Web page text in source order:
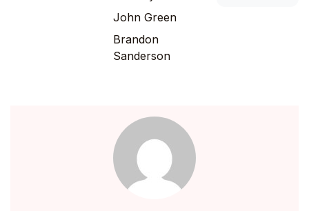
John Green
Brandon
Sanderson